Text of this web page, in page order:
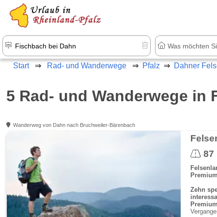
Start Rad- und Wanderwege Pfalz Dahner
5 Rad- und Wanderwege in
Wanderweg von Dahn nach Bruchweiler-Bärenbach
87
Zehn